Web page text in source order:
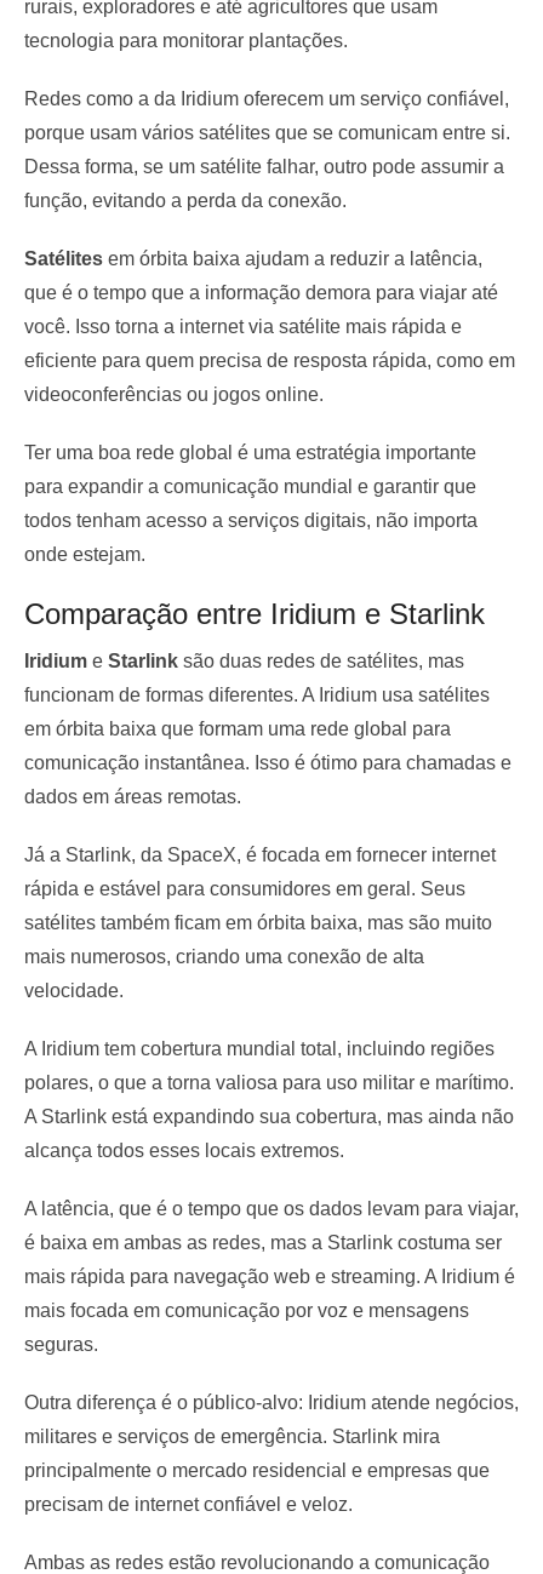
rurais, exploradores e até agricultores que usam
tecnologia para monitorar plantações.
Redes como a da Iridium oferecem um serviço confiável,
porque usam vários satélites que se comunicam entre si.
Dessa forma, se um satélite falhar, outro pode assumir a
função, evitando a perda da conexão.
Satélites em órbita baixa ajudam a reduzir a latência,
que é o tempo que a informação demora para viajar até
você. Isso torna a internet via satélite mais rápida e
eficiente para quem precisa de resposta rápida, como em
videoconferências ou jogos online.
Ter uma boa rede global é uma estratégia importante
para expandir a comunicação mundial e garantir que
todos tenham acesso a serviços digitais, não importa
onde estejam.
Comparação entre Iridium e Starlink
Iridium e Starlink são duas redes de satélites, mas
funcionam de formas diferentes. A Iridium usa satélites
em órbita baixa que formam uma rede global para
comunicação instantânea. Isso é ótimo para chamadas e
dados em áreas remotas.
Já a Starlink, da SpaceX, é focada em fornecer internet
rápida e estável para consumidores em geral. Seus
satélites também ficam em órbita baixa, mas são muito
mais numerosos, criando uma conexão de alta
velocidade.
A Iridium tem cobertura mundial total, incluindo regiões
polares, o que a torna valiosa para uso militar e marítimo.
A Starlink está expandindo sua cobertura, mas ainda não
alcança todos esses locais extremos.
A latência, que é o tempo que os dados levam para viajar,
é baixa em ambas as redes, mas a Starlink costuma ser
mais rápida para navegação web e streaming. A Iridium é
mais focada em comunicação por voz e mensagens
seguras.
Outra diferença é o público-alvo: Iridium atende negócios,
militares e serviços de emergência. Starlink mira
principalmente o mercado residencial e empresas que
precisam de internet confiável e veloz.
Ambas as redes estão revolucionando a comunicação